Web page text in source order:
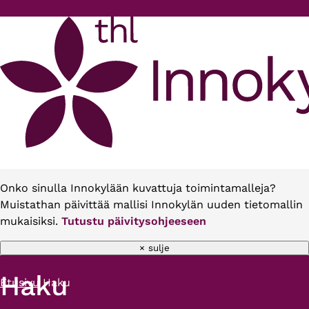
Onko sinulla Innokylään kuvattuja toimintamalleja?
Muistathan päivittää mallisi Innokylän uuden tietomallin
mukaisiksi. Tutustu päivitysohjeeseen
× sulje
Murupolku
Etusivu Haku
Haku